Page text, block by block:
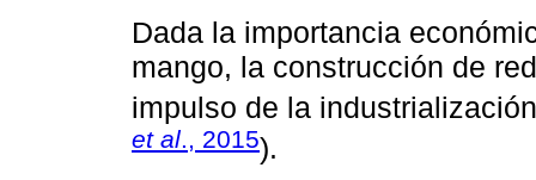
Dada la importancia
mango, la construcción de
impulso de la
et al., 2015).